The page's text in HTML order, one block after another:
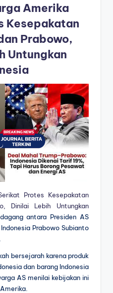
Amerika
Kesepakatan
Prabowo,
Untungkan
Protes Kesepakatan
Dinilai Lebih Untungkan
antara Presiden AS
Prabowo Subianto
bersejarah karena produk
dan barang Indonesia
AS menilai kebijakan ini